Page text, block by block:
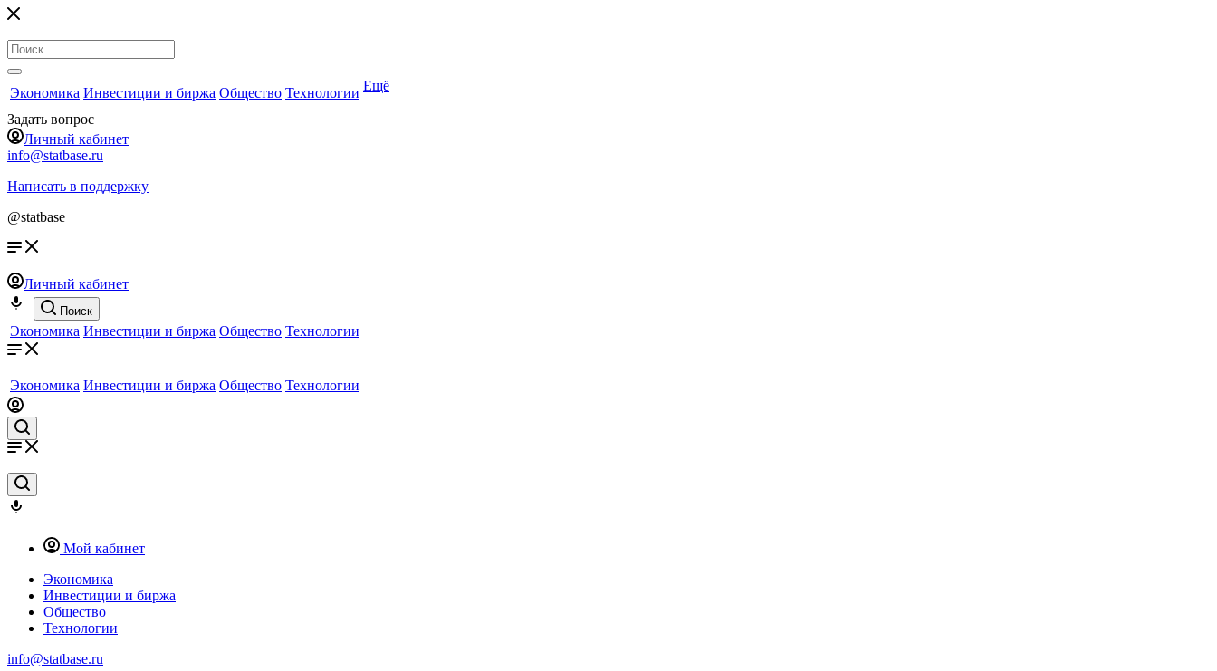
Экономика Инвестиции и биржа Общество Технологии Ещё
Задать вопрос
Личный кабинет
info@statbase.ru
Написать в поддержку
@statbase
Личный кабинет
Поиск
Экономика Инвестиции и биржа Общество Технологии
Экономика Инвестиции и биржа Общество Технологии
Мой кабинет
Экономика
Инвестиции и биржа
Общество
Технологии
info@statbase.ru